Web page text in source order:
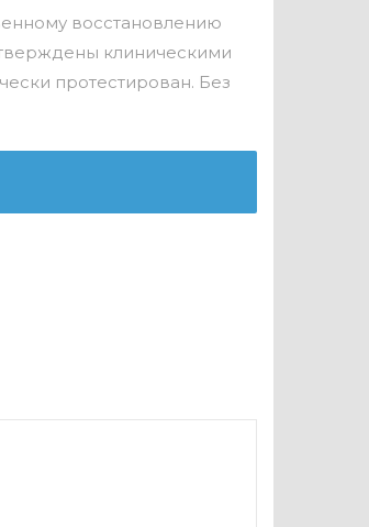
восстановлению
клиническими
протестирован. Без